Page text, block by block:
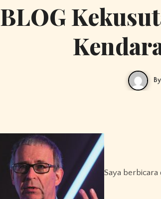
BLOG
By
Saya berbicara